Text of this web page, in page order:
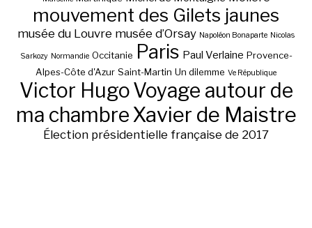
mouvement des Gilets jaunes
musée du Louvre musée d’Orsay Napoléon Bonaparte Nicolas
Sarkozy Normandie Occitanie Paris Paul Verlaine Provence-
Alpes-Côte d'Azur Saint-Martin Un dilemme Ve République
Victor HugoVoyage autour de
ma chambreXavier de Maistre
Élection présidentielle française de 2017